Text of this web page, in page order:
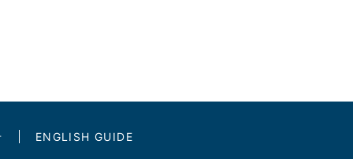
ENGLISH GUIDE